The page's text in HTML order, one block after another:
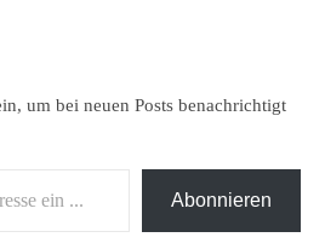
um bei neuen Posts benachrichtigt
Abonnieren